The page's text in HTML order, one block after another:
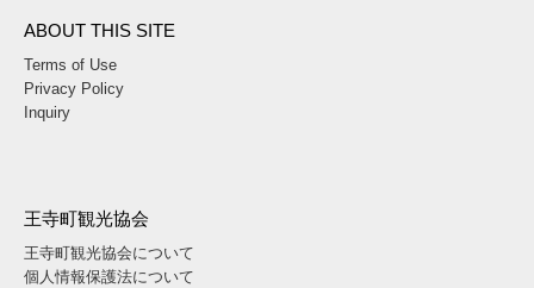
ABOUT THIS SITE
Terms of Use
Privacy Policy
Inquiry
王寺町観光協会
王寺町観光協会について
個人情報保護法について